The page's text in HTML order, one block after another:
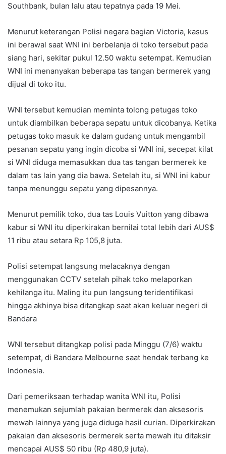
Southbank, bulan lalu atau tepatnya pada 19 Mei.
Menurut keterangan Polisi negara bagian Victoria, kasus
ini berawal saat WNI ini berbelanja di toko tersebut pada
siang hari, sekitar pukul 12.50 waktu setempat. Kemudian
WNI ini menanyakan beberapa tas tangan bermerek yang
dijual di toko itu.
WNI tersebut kemudian meminta tolong petugas toko
untuk diambilkan beberapa sepatu untuk dicobanya. Ketika
petugas toko masuk ke dalam gudang untuk mengambil
pesanan sepatu yang ingin dicoba si WNI ini, secepat kilat
si WNI diduga memasukkan dua tas tangan bermerek ke
dalam tas lain yang dia bawa. Setelah itu, si WNI ini kabur
tanpa menunggu sepatu yang dipesannya.
Menurut pemilik toko, dua tas Louis Vuitton yang dibawa
kabur si WNI itu diperkirakan bernilai total lebih dari AUS$
11 ribu atau setara Rp 105,8 juta.
Polisi setempat langsung melacaknya dengan
menggunakan CCTV setelah pihak toko melaporkan
kehilanga itu. Maling itu pun langsung teridentifikasi
hingga akhinya bisa ditangkap saat akan keluar negeri di
Bandara
WNI tersebut ditangkap polisi pada Minggu (7/6) waktu
setempat, di Bandara Melbourne saat hendak terbang ke
Indonesia.
Dari pemeriksaan terhadap wanita WNI itu, Polisi
menemukan sejumlah pakaian bermerek dan aksesoris
mewah lainnya yang juga diduga hasil curian. Diperkirakan
pakaian dan aksesoris bermerek serta mewah itu ditaksir
mencapai AUS$ 50 ribu (Rp 480,9 juta).